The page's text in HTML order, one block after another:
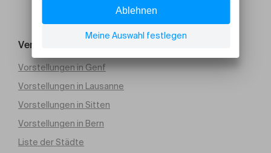
Veranstaltung suchen
Vorstellungen in Genf
Vorstellungen in Lausanne
Vorstellungen in Sitten
Vorstellungen in Bern
Liste der Städte